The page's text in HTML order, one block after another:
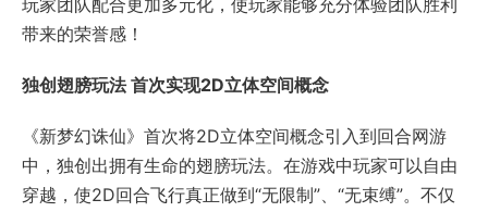
玩家团队配合更加多元化，使玩家能够充分体验团队胜利
带来的荣誉感！
独创翅膀玩法 首次实现2D立体空间概念
《新梦幻诛仙》首次将2D立体空间概念引入到回合网游
中，独创出拥有生命的翅膀玩法。在游戏中玩家可以自由
穿越，使2D回合飞行真正做到“无限制”、“无束缚”。不仅